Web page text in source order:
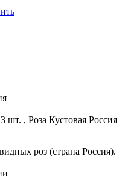
шт. , Роза Кустовая Россия
роз (страна Россия).